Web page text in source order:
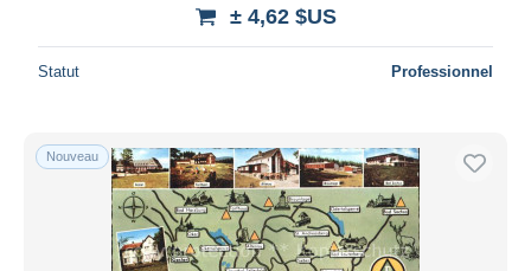
± 4,62 $US
Statut Professionnel
Nouveau